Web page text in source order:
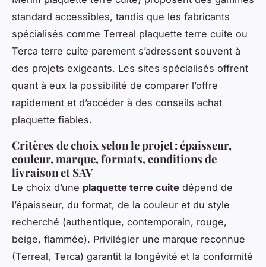
standard accessibles, tandis que les fabricants
spécialisés comme Terreal plaquette terre cuite ou
Terca terre cuite parement s’adressent souvent à
des projets exigeants. Les sites spécialisés offrent
quant à eux la possibilité de comparer l’offre
rapidement et d’accéder à des conseils achat
plaquette fiables.
Critères de choix selon le projet : épaisseur,
couleur, marque, formats, conditions de
livraison et SAV
Le choix d’une plaquette terre cuite dépend de
l’épaisseur, du format, de la couleur et du style
recherché (authentique, contemporain, rouge,
beige, flammée). Privilégier une marque reconnue
(Terreal, Terca) garantit la longévité et la conformité